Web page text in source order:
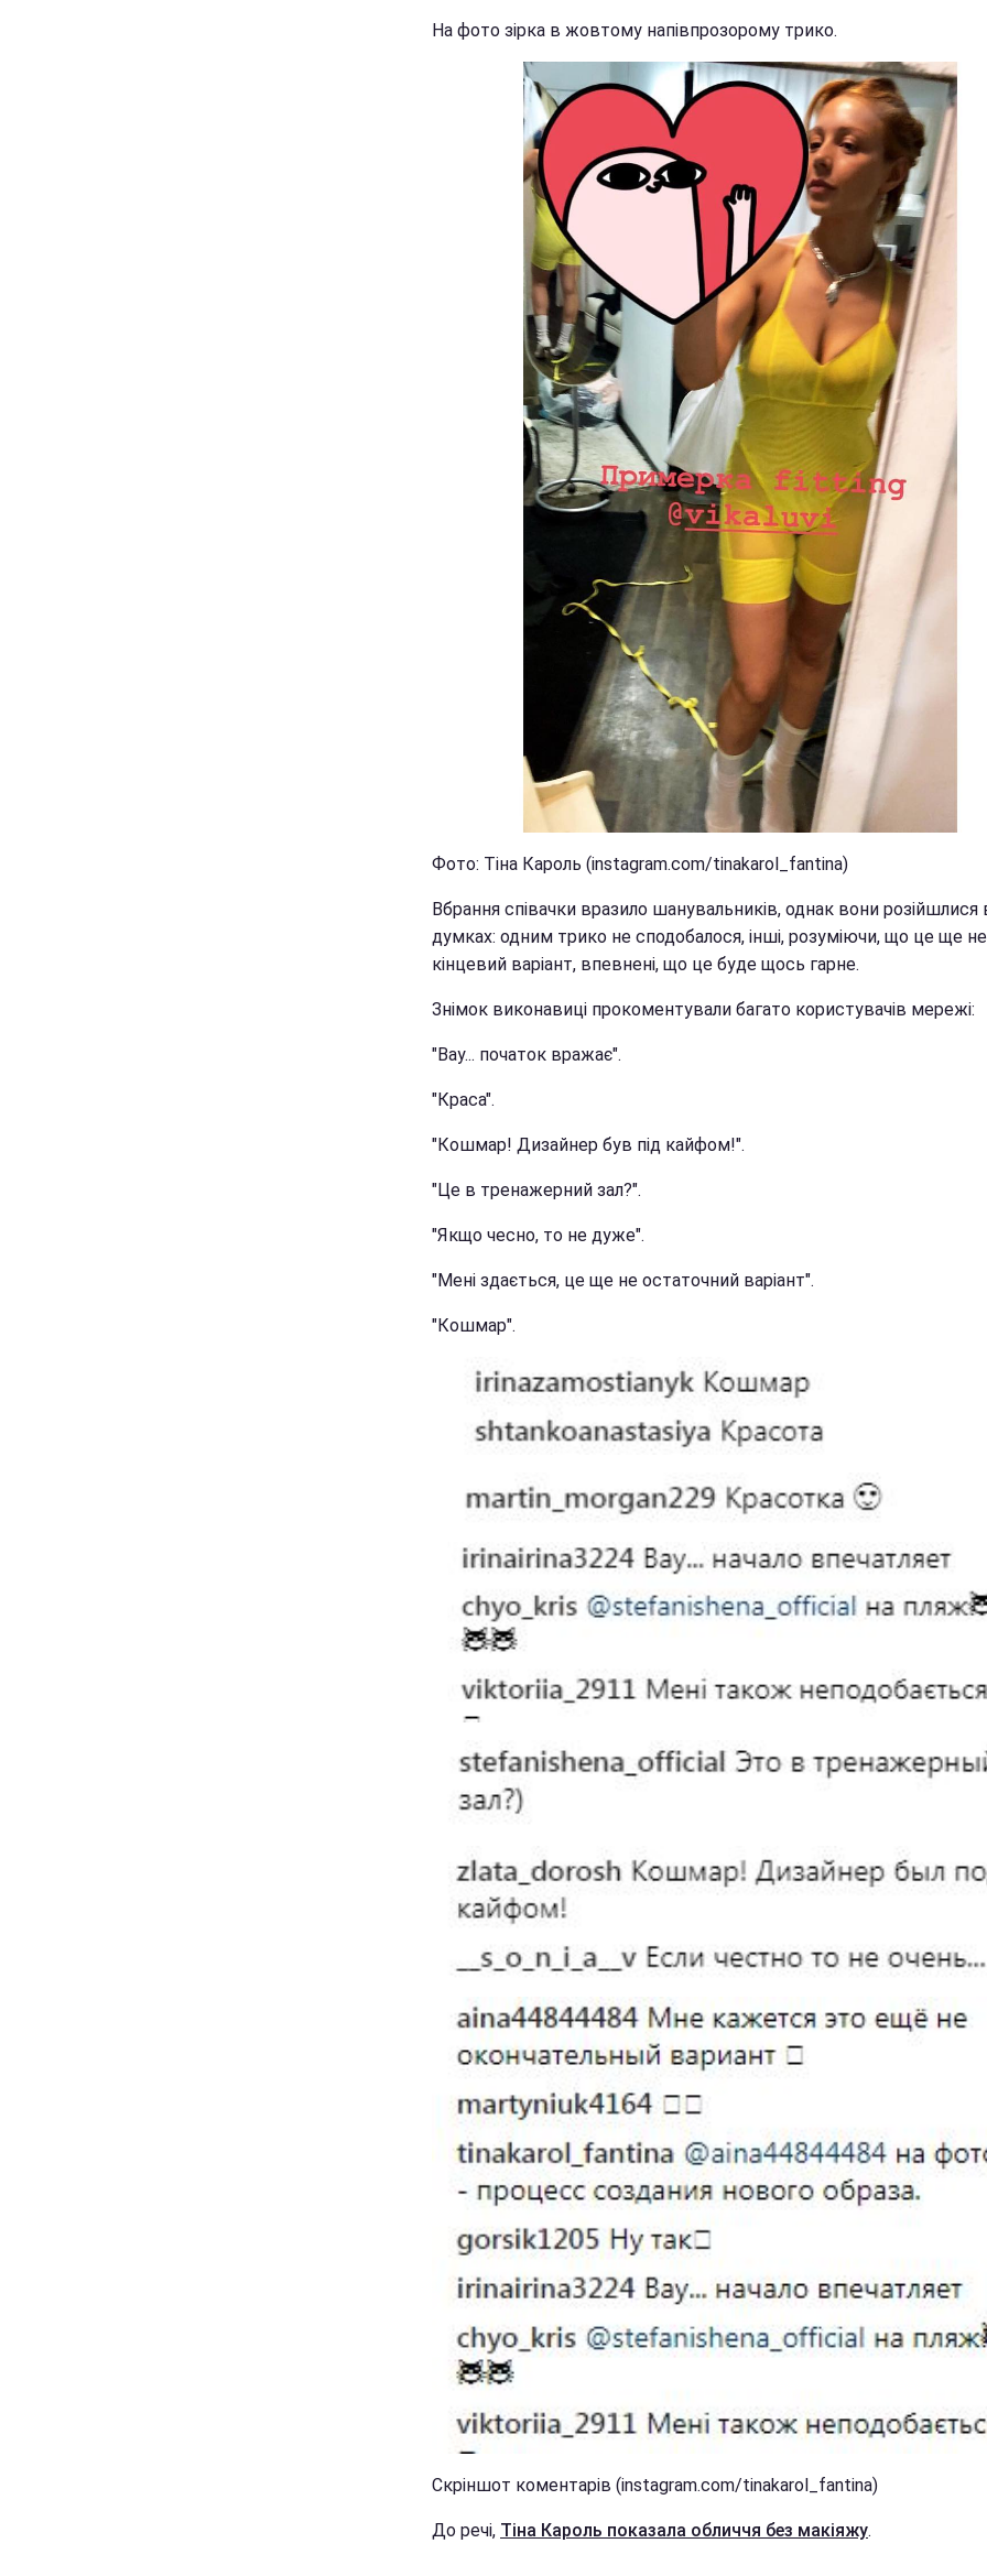
На фото зірка в жовтому напівпрозорому трико.
Фото: Тіна Кароль (instagram.com/tinakarol_fantina)
Вбрання співачки вразило шанувальників, однак вони розійшлися
думках: одним трико не сподобалося, інші, розуміючи, що це ще не
кінцевий варіант, впевнені, що це буде щось гарне.
Знімок виконавиці прокоментували багато користувачів мережі:
"Вау... початок вражає".
"Краса".
"Кошмар! Дизайнер був під кайфом!".
"Це в тренажерний зал?".
"Якщо чесно, то не дуже".
"Мені здається, це ще не остаточний варіант".
"Кошмар".
Скріншот коментарів (instagram.com/tinakarol_fantina)
До речі, Тіна Кароль показала обличчя без макіяжу.